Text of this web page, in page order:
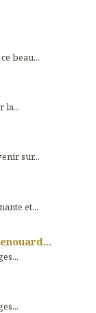
beau...
la...
sur...
et...